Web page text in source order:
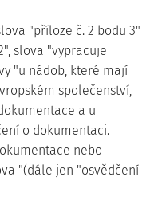
"příloze č. 2 bodu 3"
slova "vypracuje
"u nádob, které mají
společenství,
a u
o dokumentaci.
nebo
"(dále jen "osvědčení